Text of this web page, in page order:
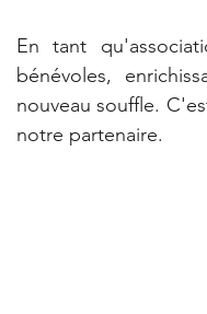
Internationale TDH
En tant
bénévoles,
nouveau souffle.
notre partenaire.